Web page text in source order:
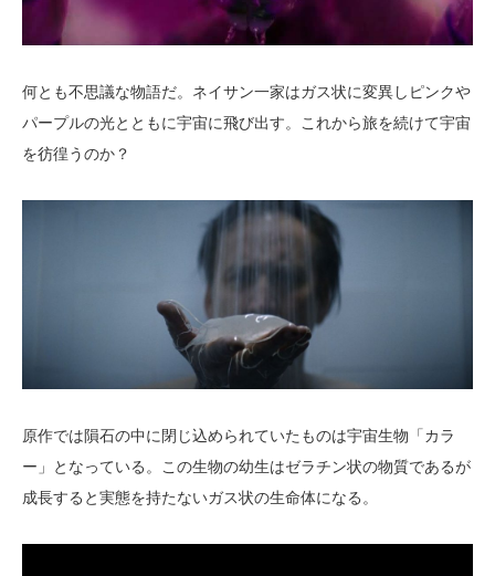
何とも不思議な物語だ。ネイサン一家はガス状に変異しピンクや
パープルの光とともに宇宙に飛び出す。これから旅を続けて宇宙
を彷徨うのか？
原作では隕石の中に閉じ込められていたものは宇宙生物「カラ
ー」となっている。この生物の幼生はゼラチン状の物質であるが
成長すると実態を持たないガス状の生命体になる。